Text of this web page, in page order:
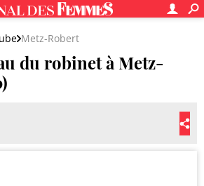
Metz-Robert
du robinet à Metz-